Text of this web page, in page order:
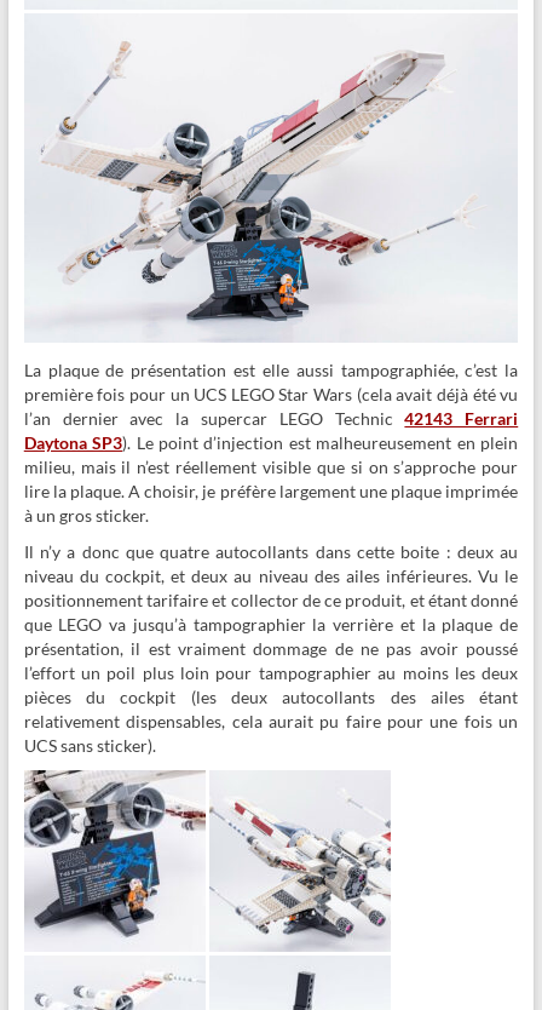
La plaque de présentation est elle aussi tampographiée, c’est la
première fois pour un UCS LEGO Star Wars (cela avait déjà été vu
l’an dernier avec la supercar LEGO Technic42143 Ferrari
Daytona SP3). Le point d’injection est malheureusement en plein
milieu, mais il n’est réellement visible que si on s’approche pour
lire la plaque. A choisir, je préfère largement une plaque imprimée
à un gros sticker.
Il n’y a donc que quatre autocollants dans cette boite : deux au
niveau du cockpit, et deux au niveau des ailes inférieures. Vu le
positionnement tarifaire et collector de ce produit, et étant donné
que LEGO va jusqu’à tampographier la verrière et la plaque de
présentation, il est vraiment dommage de ne pas avoir poussé
l’effort un poil plus loin pour tampographier au moins les deux
pièces du cockpit (les deux autocollants des ailes étant
relativement dispensables, cela aurait pu faire pour une fois un
UCS sans sticker).